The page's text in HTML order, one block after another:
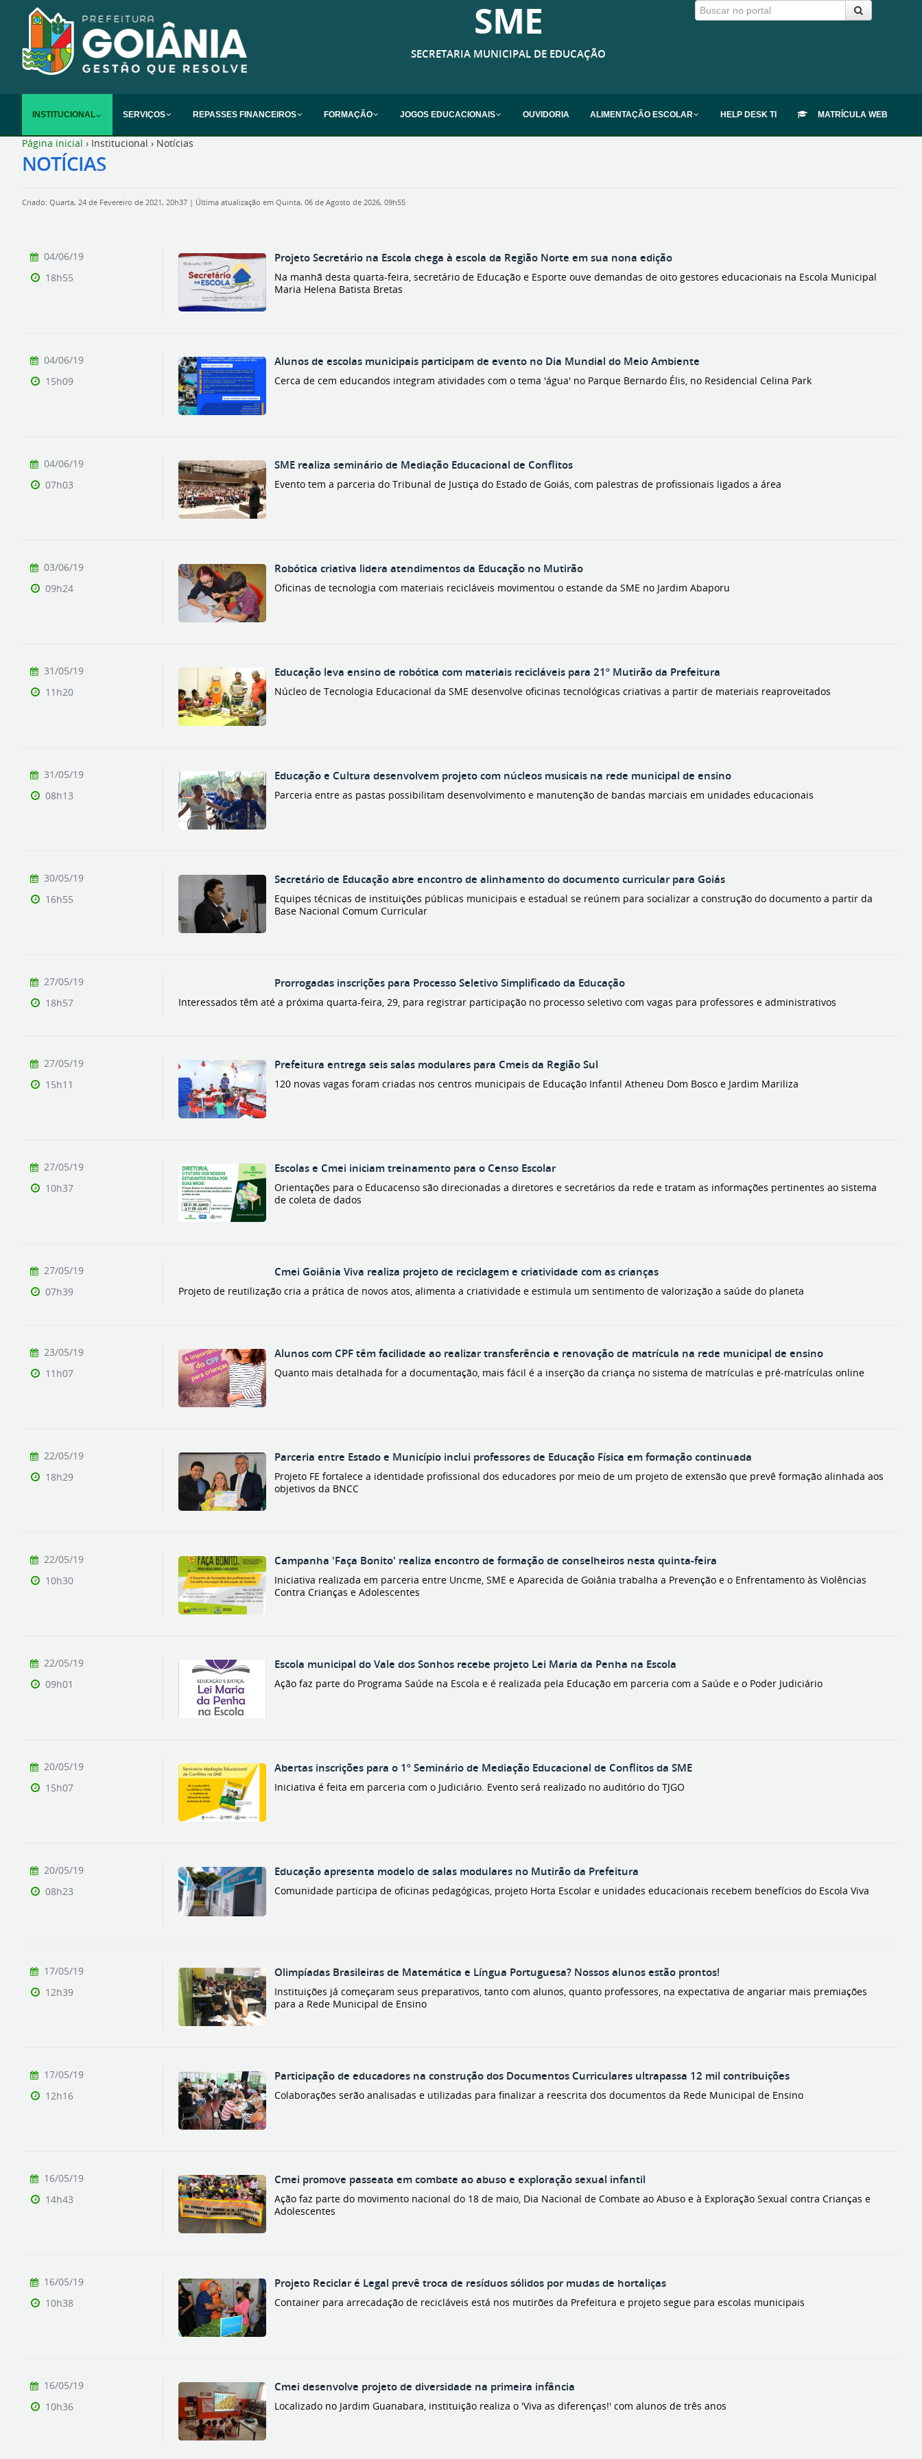
SME
SECRETARIA MUNICIPAL DE EDUCAÇÃO
INSTITUCIONAL SERVIÇOS REPASSES FINANCEIROS FORMAÇÃO JOGOS EDUCACIONAIS OUVIDORIA ALIMENTAÇÃO ESCOLAR HELP DESK TI MATRÍCULA WEB
Página inicial › Institucional › Notícias
NOTÍCIAS
Criado: Quarta, 24 de Fevereiro de 2021, 20h37 | Última atualização em Quinta, 06 de Agosto de 2026, 09h55
Projeto Secretário na Escola chega à escola da Região Norte em sua nona edição
Na manhã desta quarta-feira, secretário de Educação e Esporte ouve demandas de oito gestores educacionais na Escola Municipal
Maria Helena Batista Bretas
04/06/19
18h55
Alunos de escolas municipais participam de evento no Dia Mundial do Meio Ambiente
Cerca de cem educandos integram atividades com o tema 'água' no Parque Bernardo Élis, no Residencial Celina Park
04/06/19
15h09
SME realiza seminário de Mediação Educacional de Conflitos
Evento tem a parceria do Tribunal de Justiça do Estado de Goiás, com palestras de profissionais ligados a área
04/06/19
07h03
Robótica criativa lidera atendimentos da Educação no Mutirão
Oficinas de tecnologia com materiais recicláveis movimentou o estande da SME no Jardim Abaporu
03/06/19
09h24
Educação leva ensino de robótica com materiais recicláveis para 21º Mutirão da Prefeitura
Núcleo de Tecnologia Educacional da SME desenvolve oficinas tecnológicas criativas a partir de materiais reaproveitados
31/05/19
11h20
Educação e Cultura desenvolvem projeto com núcleos musicais na rede municipal de ensino
Parceria entre as pastas possibilitam desenvolvimento e manutenção de bandas marciais em unidades educacionais
31/05/19
08h13
Secretário de Educação abre encontro de alinhamento do documento curricular para Goiás
Equipes técnicas de instituições públicas municipais e estadual se reúnem para socializar a construção do documento a partir da
Base Nacional Comum Curricular
30/05/19
16h55
Prorrogadas inscrições para Processo Seletivo Simplificado da Educação
Interessados têm até a próxima quarta-feira, 29, para registrar participação no processo seletivo com vagas para professores e administrativos
27/05/19
18h57
Prefeitura entrega seis salas modulares para Cmeis da Região Sul
120 novas vagas foram criadas nos centros municipais de Educação Infantil Atheneu Dom Bosco e Jardim Mariliza
27/05/19
15h11
Escolas e Cmei iniciam treinamento para o Censo Escolar
Orientações para o Educacenso são direcionadas a diretores e secretários da rede e tratam as informações pertinentes ao sistema
de coleta de dados
27/05/19
10h37
Cmei Goiânia Viva realiza projeto de reciclagem e criatividade com as crianças
Projeto de reutilização cria a prática de novos atos, alimenta a criatividade e estimula um sentimento de valorização a saúde do planeta
27/05/19
07h39
Alunos com CPF têm facilidade ao realizar transferência e renovação de matrícula na rede municipal de ensino
Quanto mais detalhada for a documentação, mais fácil é a inserção da criança no sistema de matrículas e pré-matrículas online
23/05/19
11h07
Parceria entre Estado e Município inclui professores de Educação Física em formação continuada
Projeto FE fortalece a identidade profissional dos educadores por meio de um projeto de extensão que prevê formação alinhada aos
objetivos da BNCC
22/05/19
18h29
Campanha 'Faça Bonito' realiza encontro de formação de conselheiros nesta quinta-feira
Iniciativa realizada em parceria entre Uncme, SME e Aparecida de Goiânia trabalha a Prevenção e o Enfrentamento às Violências
Contra Crianças e Adolescentes
22/05/19
10h30
Escola municipal do Vale dos Sonhos recebe projeto Lei Maria da Penha na Escola
Ação faz parte do Programa Saúde na Escola e é realizada pela Educação em parceria com a Saúde e o Poder Judiciário
22/05/19
09h01
Abertas inscrições para o 1º Seminário de Mediação Educacional de Conflitos da SME
Iniciativa é feita em parceria com o Judiciário. Evento será realizado no auditório do TJGO
20/05/19
15h07
Educação apresenta modelo de salas modulares no Mutirão da Prefeitura
Comunidade participa de oficinas pedagógicas, projeto Horta Escolar e unidades educacionais recebem benefícios do Escola Viva
20/05/19
08h23
Olimpíadas Brasileiras de Matemática e Língua Portuguesa? Nossos alunos estão prontos!
Instituições já começaram seus preparativos, tanto com alunos, quanto professores, na expectativa de angariar mais premiações
para a Rede Municipal de Ensino
17/05/19
12h39
Participação de educadores na construção dos Documentos Curriculares ultrapassa 12 mil contribuições
Colaborações serão analisadas e utilizadas para finalizar a reescrita dos documentos da Rede Municipal de Ensino
17/05/19
12h16
Cmei promove passeata em combate ao abuso e exploração sexual infantil
Ação faz parte do movimento nacional do 18 de maio, Dia Nacional de Combate ao Abuso e à Exploração Sexual contra Crianças e
Adolescentes
16/05/19
14h43
Projeto Reciclar é Legal prevê troca de resíduos sólidos por mudas de hortaliças
Container para arrecadação de recicláveis está nos mutirões da Prefeitura e projeto segue para escolas municipais
16/05/19
10h38
Cmei desenvolve projeto de diversidade na primeira infância
Localizado no Jardim Guanabara, instituição realiza o 'Viva as diferenças!' com alunos de três anos
16/05/19
10h36